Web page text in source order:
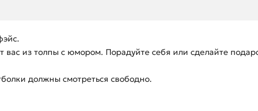
из толпы с юмором. Порадуйте себя или сделайте
должны смотреться свободно.